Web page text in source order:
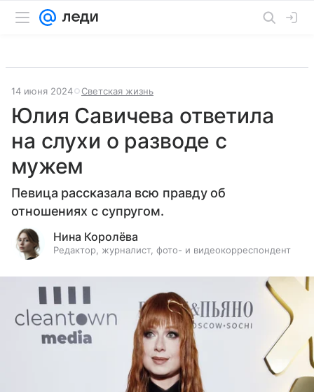
14 июня 2024 Светская жизнь
Юлия Савичева ответила
на слухи о разводе с
мужем
Певица рассказала всю правду об
отношениях с супругом.
Нина Королёва
Редактор, журналист, фото- и видеокорреспондент